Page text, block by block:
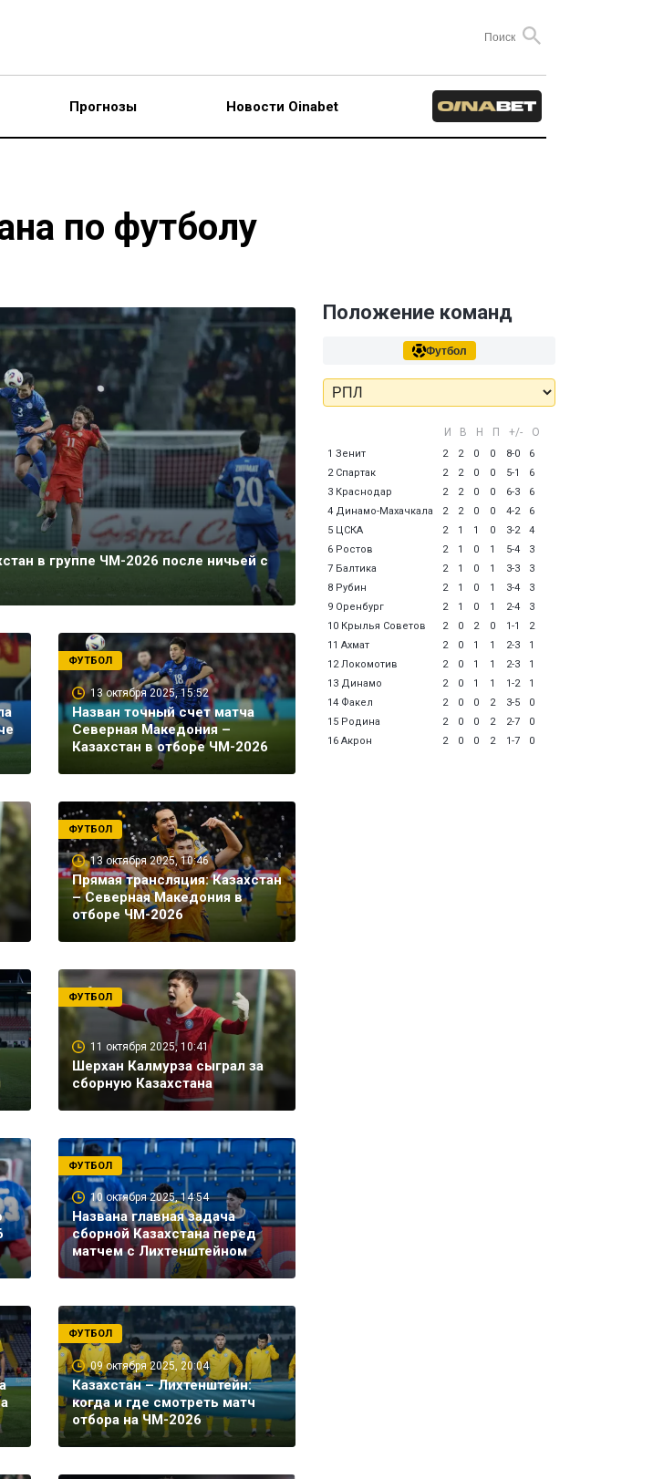
Прогнозы Новости Oinabet
по футболу
в группе ЧМ-2026 после ничьей с
13 октября 2025, 15:52
Назван точный счет матча
Северная Македония –
Казахстан в отборе ЧМ-2026
ФУТБОЛ
13 октября 2025, 10:46
Прямая трансляция: Казахстан
– Северная Македония в
отборе ЧМ-2026
ФУТБОЛ
11 октября 2025, 10:41
Шерхан Калмурза сыграл за
сборную Казахстана
ФУТБОЛ
10 октября 2025, 14:54
Названа главная задача
сборной Казахстана перед
матчем с Лихтенштейном
ФУТБОЛ
09 октября 2025, 20:04
Казахстан – Лихтенштейн:
когда и где смотреть матч
отбора на ЧМ-2026
ФУТБОЛ
Положение команд
Футбол
И В Н П +/- О
1 Зенит 2 2 0 0 8-0
6
2 Спартак
2 2 0 0 5-1
6
3 Краснодар
2 2 0 0 6-3
6
4 Динамо-Махачкала
2 2 0 0 4-2
6
5 ЦСКА
2 1 1 0 3-2
4
6 Ростов
2 1 0 1 5-4
3
7 Балтика
2 1 0 1 3-3
3
8 Рубин
2 1 0 1 3-4
3
9 Оренбург
2 1 0 1 2-4
3
10 Крылья Советов
2 0 2 0 1-1
2
11 Ахмат
2 0 1 1 2-3
1
12 Локомотив
2 0 1 1 2-3
1
13 Динамо
2 0 1 1 1-2
1
14 Факел
2 0 0 2 3-5
0
15 Родина
2 0 0 2 2-7
0
16 Акрон
2 0 0 2 1-7 0